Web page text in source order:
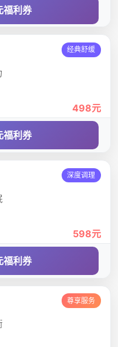
福利券
经典舒缓
498元
福利券
深度调理
598元
福利券
尊享服务